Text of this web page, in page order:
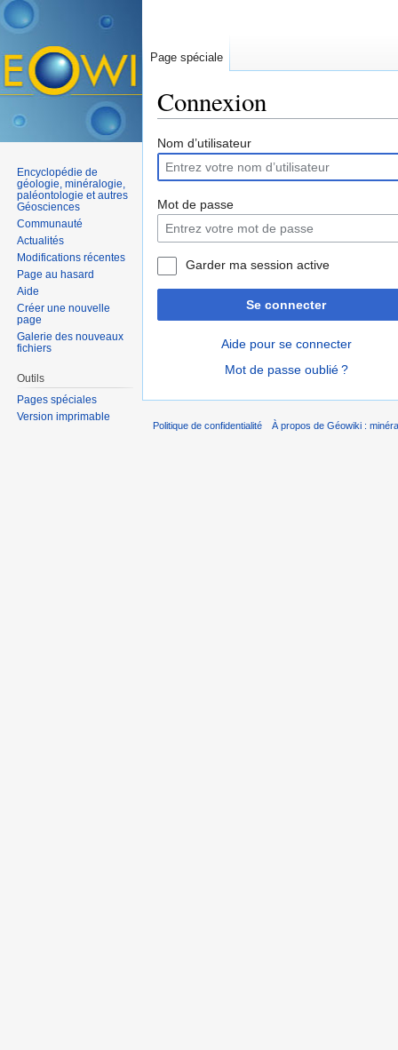
Connexion
Nom d’utilisateur
Mot de passe
Garder ma session active
Se connecter
Aide pour se connecter
Mot de passe oublié ?
Page spéciale
Encyclopédie de
géologie, minéralogie,
paléontologie et autres
Géosciences
Communauté
Actualités
Modifications récentes
Page au hasard
Aide
Créer une nouvelle
page
Galerie des nouveaux
fichiers
Outils
Pages spéciales
Version imprimable
Politique de confidentialité À propos de Géowiki :